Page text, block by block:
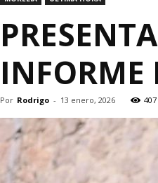
INFORME
Por Rodrigo - 13 enero, 2026 407